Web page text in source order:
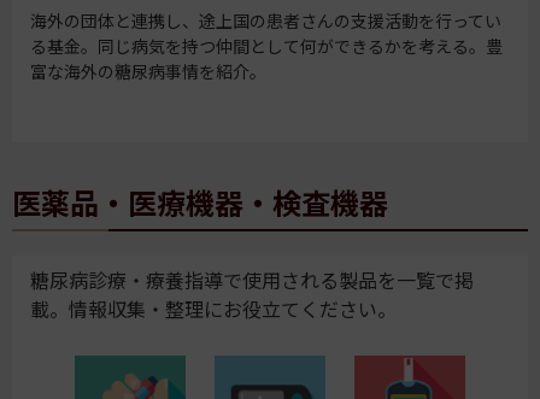
海外の団体と連携し、途上国の患者さんの支援活動を行ってい
る基金。同じ病気を持つ仲間として何ができるかを考える。豊
富な海外の糖尿病事情を紹介。
医薬品・医療機器・検査機器
糖尿病診療・療養指導で使用される製品を一覧で掲
載。情報収集・整理にお役立てください。